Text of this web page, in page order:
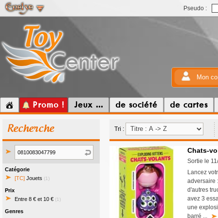
Pseudo :
Mon
Promo ! Jeux ... de société de cartes
Recherche
Catégorie
[TC] Jouets (1)
Prix
Entre 8 € et 10 € (1)
Genres
Tri :
Chats-
Sortie le
Lancez
adversaire
d'autres
avez 3
une
barré ...